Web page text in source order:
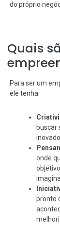
do próprio
Quais
Para ser um
ele tenha:
buscar
onde
pronto